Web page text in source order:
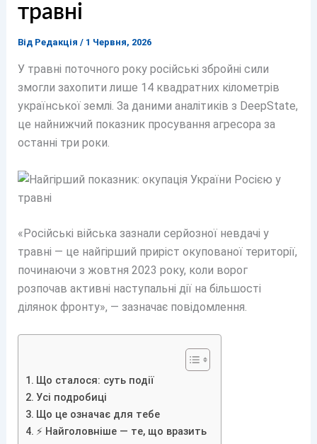
травні
Від Редакція / 1 Червня, 2026
У травні поточного року російські збройні сили
змогли захопити лише 14 квадратних кілометрів
української землі. За даними аналітиків з DeepState,
це найнижчий показник просування агресора за
останні три роки.
«Російські війська зазнали серйозної невдачі у
травні — це найгірший приріст окупованої території,
починаючи з жовтня 2023 року, коли ворог
розпочав активні наступальні дії на більшості
ділянок фронту», — зазначає повідомлення.
Що сталося: суть події
Усі подробиці
Що це означає для тебе
⚡ Найголовніше — те, що вразить